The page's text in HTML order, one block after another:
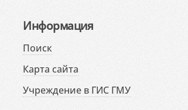
Информация
Поиск
Карта сайта
Учреждение в ГИС ГМУ